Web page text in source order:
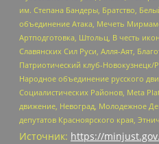
им. Степана Бандеры, Братство,
объединение Атака, Мечеть
Артподготовка, Штольц, В честь
Славянских Сил Руси, Алля-Аят,
Патриотический клуб-
Народное объединение русского
Социалистических Районов, Meta
движение, Невоград, Молодежное
депутатов Красноярского края,
Источник: https://